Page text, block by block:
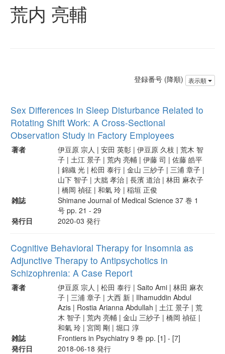
荒内 亮輔
登録番号 (降順) 表示順
Sex Differences in Sleep Disturbance Related to
Rotating Shift Work: A Cross-Sectional
Observation Study in Factory Employees
著者
伊豆原 宗人 | 安田 英彰 | 伊豆原 久枝 | 荒木 智
子 | 土江 景子 | 荒内 亮輔 | 伊藤 司 | 佐藤 皓平
| 錦織 光 | 松田 泰行 | 金山 三紗子 | 三浦 章子 |
山下 智子 | 大朏 孝治 | 長濱 道治 | 林田 麻衣子
| 橋岡 禎征 | 和氣 玲 | 稲垣 正俊
雑誌
Shimane Journal of Medical Science 37 巻 1
号 pp. 21 - 29
発行日
2020-03 発行
Cognitive Behavioral Therapy for Insomnia as
Adjunctive Therapy to Antipsychotics in
Schizophrenia: A Case Report
著者
伊豆原 宗人 | 松田 泰行 | Saito Ami | 林田 麻衣
子 | 三浦 章子 | 大西 新 | Ilhamuddin Abdul
Azis | Rostia Arianna Abdullah | 土江 景子 | 荒
木 智子 | 荒内 亮輔 | 金山 三紗子 | 橋岡 禎征 |
和氣 玲 | 宮岡 剛 | 堀口 淳
雑誌
Frontiers in Psychiatry 9 巻 pp. [1] - [7]
発行日
2018-06-18 発行